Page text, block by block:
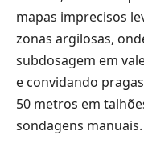
mapas imprecisos
zonas argilosas,
subdosagem em
e convidando
50 metros em
sondagens manuais.